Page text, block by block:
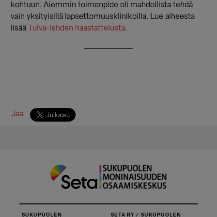
kohtuun. Aiemmin toimenpide oli mahdollista tehdä
vain yksityisillä lapsettomuusklinikoilla. Lue aiheesta
lisää
Tulva-lehden haastattelusta.
Jaa
SUKUPUOLEN SETA RY / SUKUPUOLEN